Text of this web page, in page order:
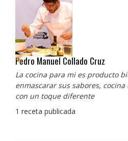
Pedro Manuel Collado Cruz
La cocina para mi es producto
enmascarar sus sabores,
con un toque diferente
1 receta publicada